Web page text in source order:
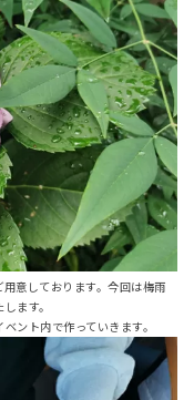
意しております。今回は梅雨
ます。
ント内で作っていきます。